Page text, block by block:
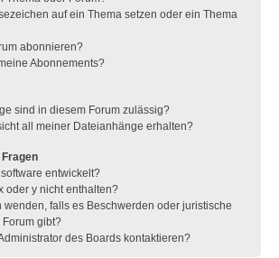
auf ein Thema setzen oder ein Thema
abonnieren?
Abonnements?
sind in diesem Forum zulässig?
all meiner Dateianhänge erhalten?
entwickelt?
oder y nicht enthalten?
wenden, falls es Beschwerden oder juristische
gibt?
des Boards kontaktieren?